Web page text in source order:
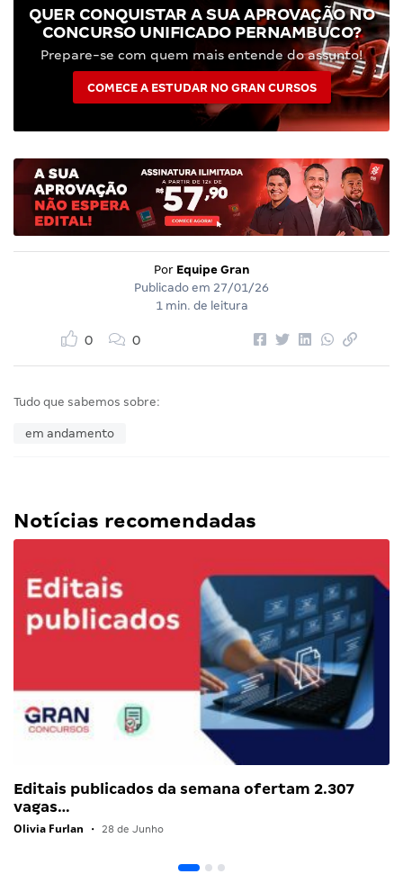
QUER CONQUISTAR A SUA APROVAÇÃO NO
CONCURSO UNIFICADO PERNAMBUCO?
Prepare-se com quem mais entende do assunto!
COMECE A ESTUDAR NO GRAN CURSOS
Por Equipe Gran
Publicado em 27/01/26
1 min. de leitura
0 0
Tudo que sabemos sobre:
em andamento
Notícias recomendadas
Editais publicados da semana ofertam 2.307
vagas…
Olivia Furlan • 28 de Junho